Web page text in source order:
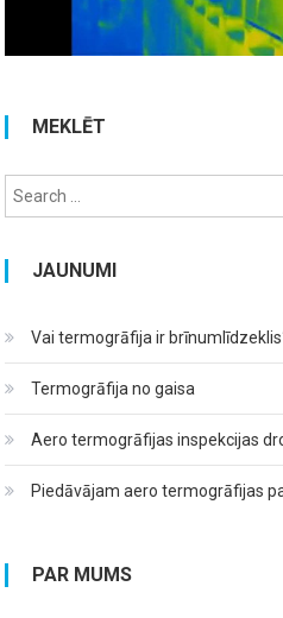
MEKLĒT
JAUNUMI
Vai termogrāfija ir
Termogrāfija no gaisa
Aero termogrāfijas inspekcijas
Piedāvājam aero termogrāfijas
PAR MUMS